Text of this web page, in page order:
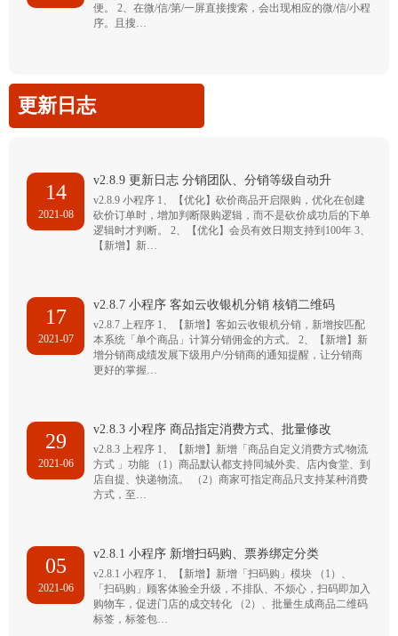
便。 2、在微/信/第/一屏直接搜索，会出现相应的微/信/小程
序。且搜…
更新日志
14
2021-08
v2.8.9 更新日志 分销团队、分销等级自动升
v2.8.9 小程序 1、【优化】砍价商品开启限购，优化在创建
砍价订单时，增加判断限购逻辑，而不是砍价成功后的下单
逻辑时才判断。 2、【优化】会员有效日期支持到100年 3、
【新增】新…
17
2021-07
v2.8.7 小程序 客如云收银机分销 核销二维码
v2.8.7 上程序 1、【新增】客如云收银机分销，新增按匹配
本系统「单个商品」计算分销佣金的方式。 2、【新增】新
增分销商成绩发展下级用户/分销商的通知提醒，让分销商
更好的掌握…
29
2021-06
v2.8.3 小程序 商品指定消费方式、批量修改
v2.8.3 上程序 1、【新增】新增「商品自定义消费方式/物流
方式 」功能 （1）商品默认都支持同城外卖、店内食堂、到
店自提、快递物流。 （2）商家可指定商品只支持某种消费
方式，至…
05
2021-06
v2.8.1 小程序 新增扫码购、票券绑定分类
v2.8.1 小程序 1、【新增】新增「扫码购」模块 （1）、
「扫码购」顾客体验全升级，不排队、不烦心，扫码即加入
购物车，促进门店的成交转化 （2）、批量生成商品二维码
标签，标签包…